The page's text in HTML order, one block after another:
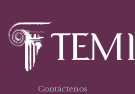
Contáctenos